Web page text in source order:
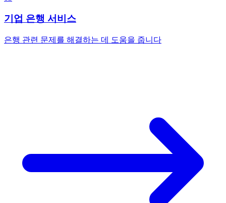
기업 은행 서비스
은행 관련 문제를 해결하는 데 도움을 줍니다